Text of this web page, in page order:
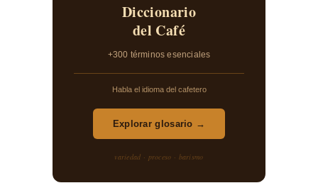
Diccionario
del Café
+300 términos esenciales
Habla el idioma del cafetero
Explorar glosario →
variedad · proceso · barismo